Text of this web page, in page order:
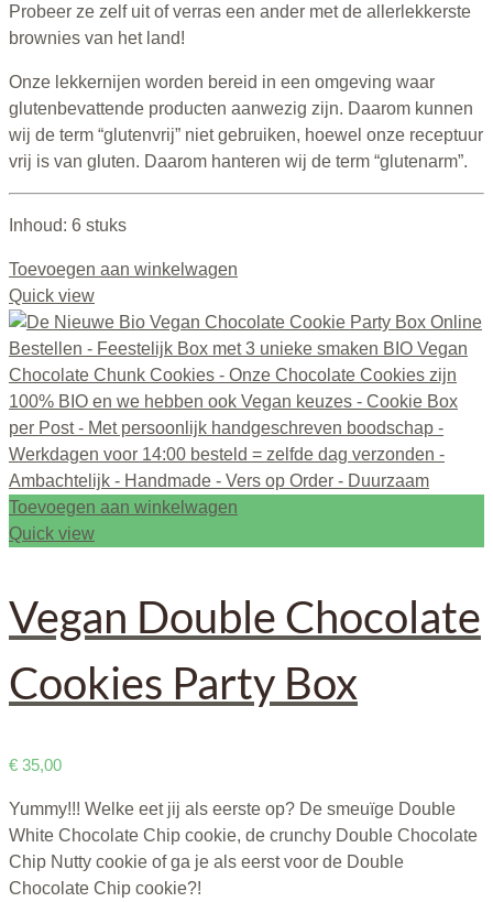
Probeer ze zelf uit of verras een ander met de allerlekkerste
brownies van het land!
Onze lekkernijen worden bereid in een omgeving waar
glutenbevattende producten aanwezig zijn. Daarom kunnen
wij de term “glutenvrij” niet gebruiken, hoewel onze receptuur
vrij is van gluten. Daarom hanteren wij de term “glutenarm”.
Inhoud: 6 stuks
Toevoegen aan winkelwagen
Quick view
Toevoegen aan winkelwagen
Quick view
Vegan Double Chocolate
Cookies Party Box
€ 35,00
Yummy!!! Welke eet jij als eerste op? De smeuïge Double
White Chocolate Chip cookie, de crunchy Double Chocolate
Chip Nutty cookie of ga je als eerst voor de Double
Chocolate Chip cookie?!